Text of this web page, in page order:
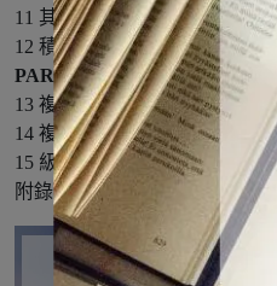
11 其他坐標系統的邊界值問題
12 積分變換
PART 4 複分析
13 複變函數
14 複平面中的積分
15 級數和留數
附錄 拉氏變換表